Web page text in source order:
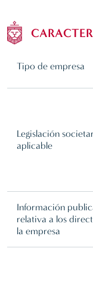
Tipo de empresa
Legislación
aplicable
Información
relativa a los
la empresa